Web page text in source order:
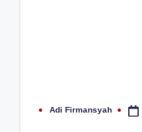
Posted
Adi Firmansyah